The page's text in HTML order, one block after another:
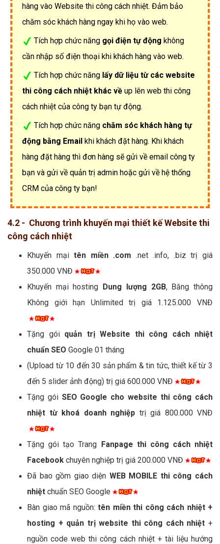
hàng vào Website thi công cách nhiệt. Đảm bảo
chăm sóc khách hàng ngay khi họ vào web.
Tích hợp chức năng gọi điện tự động không
cần nhập số điện thoại khi khách hàng vào web.
Tích hợp chức năng lấy dữ liệu từ các website
thi công cách nhiệt khác về up lên web thi công
cách nhiệt của công ty bạn tự động.
Tích hợp chức năng chăm sóc khách hàng tự
động bằng Email khi khách đặt hàng. Khi khách
hàng đặt hàng thì đơn hàng sẽ gửi về email công ty
bạn và gửi về quản trị admin hoặc gửi về hệ thống
CRM của công ty bạn!
4.2 - Chương trình khuyến mại thiết kế Website thi
công cách nhiệt
Khuyến mạitên miền .com .net .info, .biz trị giá
350.000 VNĐ
Khuyến mại hosting Dung lượng 2GB, Băng thông
Không giới hạn Unlimited trị giá 1.125.000 VNĐ
Tặng gói quản trị Website thi công cách nhiệt
chuẩn SEO Google 01 tháng
(Upload từ 10 đến 30 sản phẩm & tin tức, thiết kế từ 3
đến 5 slider ảnh động) trị giá 600.000 VNĐ
Tặng gói SEO Google cho website thi công cách
nhiệt từ khoá doanh nghiệp trị giá 800.000 VNĐ
Tặng gói tạo Trang Fanpage thi công cách nhiệt
Facebook chuyên nghiệp trị giá 200.000 VNĐ
Đã bao gồm giao diện WEB MOBILE thi công cách
nhiệt chuẩn SEO Google
Bàn giao mã nguồn: tên miền thi công cách nhiệt +
hosting + quản trị website thi công cách nhiệt +
nguồn code web thi công cách nhiệt + tài liệu hướng